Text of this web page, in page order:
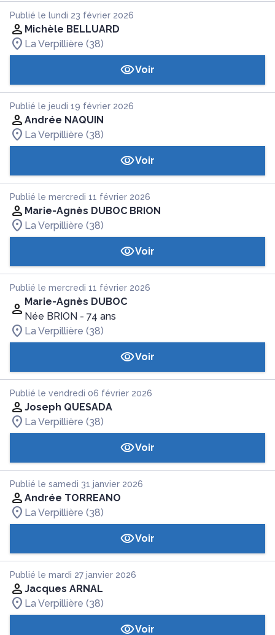
Publié le lundi 23 février 2026
Michèle BELLUARD
La Verpillière (38)
Voir
Publié le jeudi 19 février 2026
Andrée NAQUIN
La Verpillière (38)
Voir
Publié le mercredi 11 février 2026
Marie-Agnès DUBOC BRION
La Verpillière (38)
Voir
Publié le mercredi 11 février 2026
Marie-Agnès DUBOC
Née BRION - 74 ans
La Verpillière (38)
Voir
Publié le vendredi 06 février 2026
Joseph QUESADA
La Verpillière (38)
Voir
Publié le samedi 31 janvier 2026
Andrée TORREANO
La Verpillière (38)
Voir
Publié le mardi 27 janvier 2026
Jacques ARNAL
La Verpillière (38)
Voir